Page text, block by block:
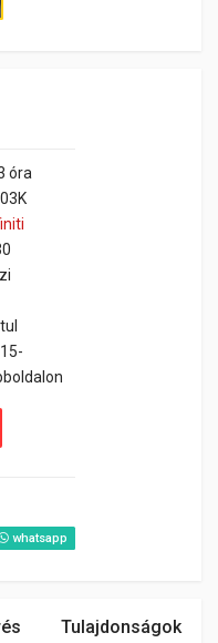
óra
whatsapp
Tulajdonságok